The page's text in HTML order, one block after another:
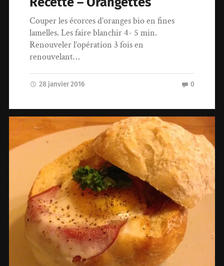
Couper les écorces d’oranges bio en fines
lamelles. Les faire blanchir 4- 5 min.
Renouveler l’opération 3 fois en
renouvelant…
28 janvier 2016 0